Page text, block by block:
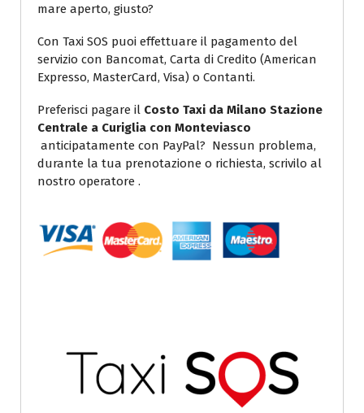
mare aperto, giusto?
Con Taxi SOS puoi effettuare il pagamento del
servizio con Bancomat, Carta di Credito (American
Expresso, MasterCard, Visa) o Contanti.
Preferisci pagare il Costo Taxi da Milano Stazione
Centrale a Curiglia con Monteviasco
anticipatamente con PayPal? Nessun problema,
durante la tua prenotazione o richiesta, scrivilo al
nostro operatore .